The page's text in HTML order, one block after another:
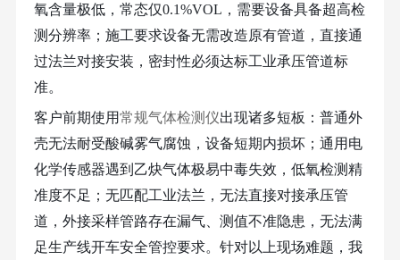
氧含量极低，常态仅0.1%VOL，需要设备具备超高检
测分辨率；施工要求设备无需改造原有管道，直接通
过法兰对接安装，密封性必须达标工业承压管道标
准。
客户前期使用常规气体检测仪出现诸多短板：普通外
壳无法耐受酸碱雾气腐蚀，设备短期内损坏；通用电
化学传感器遇到乙炔气体极易中毒失效，低氧检测精
准度不足；无匹配工业法兰，无法直接对接承压管
道，外接采样管路存在漏气、测值不准隐患，无法满
足生产线开车安全管控要求。针对以上现场难题，我